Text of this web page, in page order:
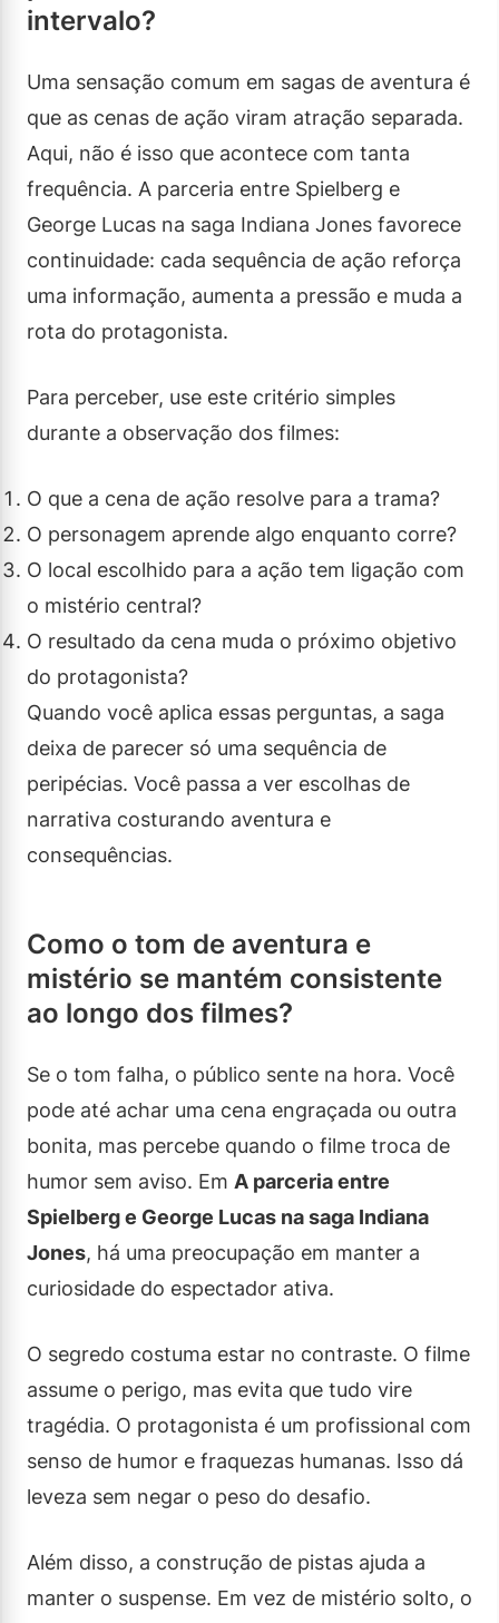
intervalo?
Uma sensação comum em sagas de aventura é
que as cenas de ação viram atração separada.
Aqui, não é isso que acontece com tanta
frequência. A parceria entre Spielberg e
George Lucas na saga Indiana Jones favorece
continuidade: cada sequência de ação reforça
uma informação, aumenta a pressão e muda a
rota do protagonista.
Para perceber, use este critério simples
durante a observação dos filmes:
O que a cena de ação resolve para a trama?
O personagem aprende algo enquanto corre?
O local escolhido para a ação tem ligação com
o mistério central?
O resultado da cena muda o próximo objetivo
do protagonista?
Quando você aplica essas perguntas, a saga
deixa de parecer só uma sequência de
peripécias. Você passa a ver escolhas de
narrativa costurando aventura e
consequências.
Como o tom de aventura e
mistério se mantém consistente
ao longo dos filmes?
Se o tom falha, o público sente na hora. Você
pode até achar uma cena engraçada ou outra
bonita, mas percebe quando o filme troca de
humor sem aviso. Em A parceria entre
Spielberg e George Lucas na saga Indiana
Jones, há uma preocupação em manter a
curiosidade do espectador ativa.
O segredo costuma estar no contraste. O filme
assume o perigo, mas evita que tudo vire
tragédia. O protagonista é um profissional com
senso de humor e fraquezas humanas. Isso dá
leveza sem negar o peso do desafio.
Além disso, a construção de pistas ajuda a
manter o suspense. Em vez de mistério solto, o